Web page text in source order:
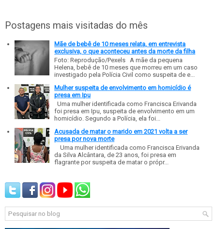
Postagens mais visitadas do mês
Mãe de bebê de 10 meses relata, em entrevista
exclusiva, o que aconteceu antes da morte da filha
Foto: Reprodução/Pexels A mãe da pequena
Helena, bebê de 10 meses que morreu em um caso
investigado pela Polícia Civil como suspeita de e...
Mulher suspeita de envolvimento em homicídio é
presa em Ipu
Uma mulher identificada como Francisca Erivanda
foi presa em Ipu, suspeita de envolvimento em um
homicídio. Segundo a Polícia, ela foi...
Acusada de matar o marido em 2021 volta a ser
presa por nova morte
Uma mulher identificada como Francisca Erivanda
da Silva Alcântara, de 23 anos, foi presa em
flagrante por suspeita de matar o própr...